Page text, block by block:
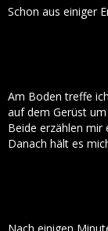
Schon aus einiger
Am Boden treffe
auf dem Gerüst
Beide erzählen mir
Danach hält es